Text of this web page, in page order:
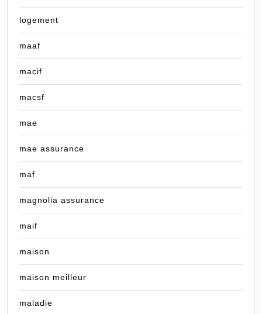
logement
maaf
macif
macsf
mae
mae assurance
maf
magnolia assurance
maif
maison
maison meilleur
maladie